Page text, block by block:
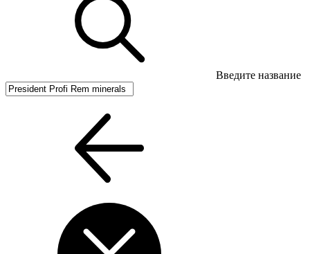
Введите название